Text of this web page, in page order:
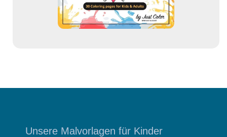
Unsere Malvorlagen für Kinder